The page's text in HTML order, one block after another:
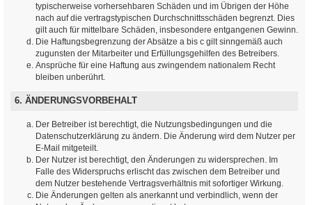
typischerweise vorhersehbaren Schäden und im Übrigen der Höhe
nach auf die vertragstypischen Durchschnittsschäden begrenzt. Dies
gilt auch für mittelbare Schäden, insbesondere entgangenen Gewinn.
Die Haftungsbegrenzung der Absätze a bis c gilt sinngemäß auch
zugunsten der Mitarbeiter und Erfüllungsgehilfen des Betreibers.
Ansprüche für eine Haftung aus zwingendem nationalem Recht
bleiben unberührt.
6. ÄNDERUNGSVORBEHALT
Der Betreiber ist berechtigt, die Nutzungsbedingungen und die
Datenschutzerklärung zu ändern. Die Änderung wird dem Nutzer per
E-Mail mitgeteilt.
Der Nutzer ist berechtigt, den Änderungen zu widersprechen. Im
Falle des Widerspruchs erlischt das zwischen dem Betreiber und
dem Nutzer bestehende Vertragsverhältnis mit sofortiger Wirkung.
Die Änderungen gelten als anerkannt und verbindlich, wenn der